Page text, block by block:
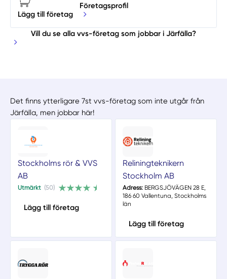
Lägg till företag
Företagsprofil
Vill du se alla vvs-företag som jobbar i Järfälla?
Det finns ytterligare 7st vvs-företag som inte utgår från
Järfälla, men jobbar här!
Stockholms rör & VVS
AB
Utmärkt (50)
Lägg till företag
Reliningteknikern
Stockholm AB
Adress:BERGSJÖVÄGEN 28 E,
186 60 Vallentuna, Stockholms
län
Lägg till företag